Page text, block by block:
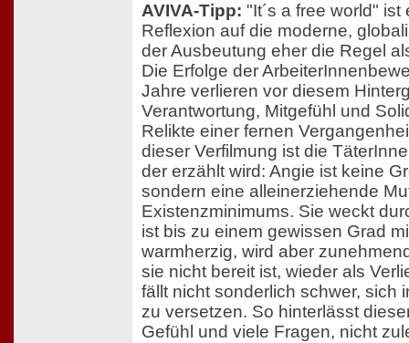
AVIVA-Tipp: "It´s a free world"
Reflexion auf die moderne,
der Ausbeutung eher die Regel
Die Erfolge der
Jahre verlieren vor diesem
Verantwortung, Mitgefühl und
Relikte einer fernen
dieser Verfilmung ist die
der erzählt wird: Angie ist keine
sondern eine alleinerziehende
Existenzminimums. Sie weckt
ist bis zu einem gewissen Grad
warmherzig, wird aber
sie nicht bereit ist, wieder als
fällt nicht sonderlich schwer, sich
zu versetzen. So hinterlässt
Gefühl und viele Fragen, nicht